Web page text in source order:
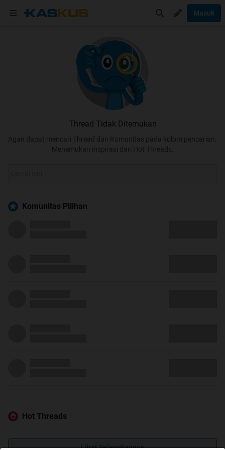
Masuk
Thread Tidak Ditemukan
Agan dapat mencari Thread dan Komunitas pada kolom pencarian.
Menemukan inspirasi dari Hot Threads.
Komunitas Pilihan
Hot Threads
Lihat Selengkapnya